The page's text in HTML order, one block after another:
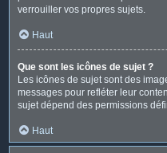
verrouiller vos propres sujets.
Haut
Que sont les icônes de sujet ?
Les icônes de sujet sont des
messages pour refléter leur
sujet dépend des permissions
Haut